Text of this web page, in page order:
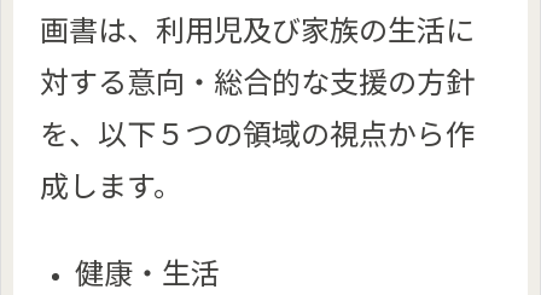
画書は、利用児及び家族の生活に
対する意向・総合的な支援の方針
を、以下５つの領域の視点から作
成します。
健康・生活